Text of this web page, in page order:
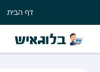
דף הבית